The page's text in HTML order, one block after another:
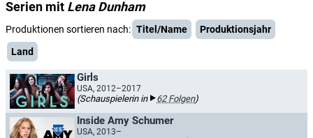
Serien mit Lena Dunham
Produktionen sortieren nach: Titel/Name
Produktionsjahr
Land
Girls
USA, 2012–2017
(Schauspielerin in 62 Folgen)
Inside Amy Schumer
USA, 2013–